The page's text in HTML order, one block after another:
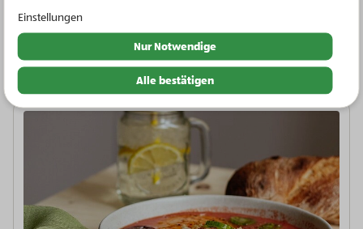
Einstellungen
Nur Notwendige
Alle bestätigen